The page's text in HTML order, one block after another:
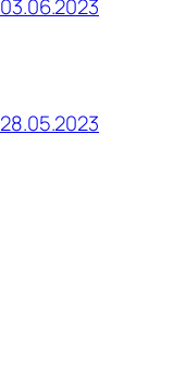
03.06.2023
28.05.2023